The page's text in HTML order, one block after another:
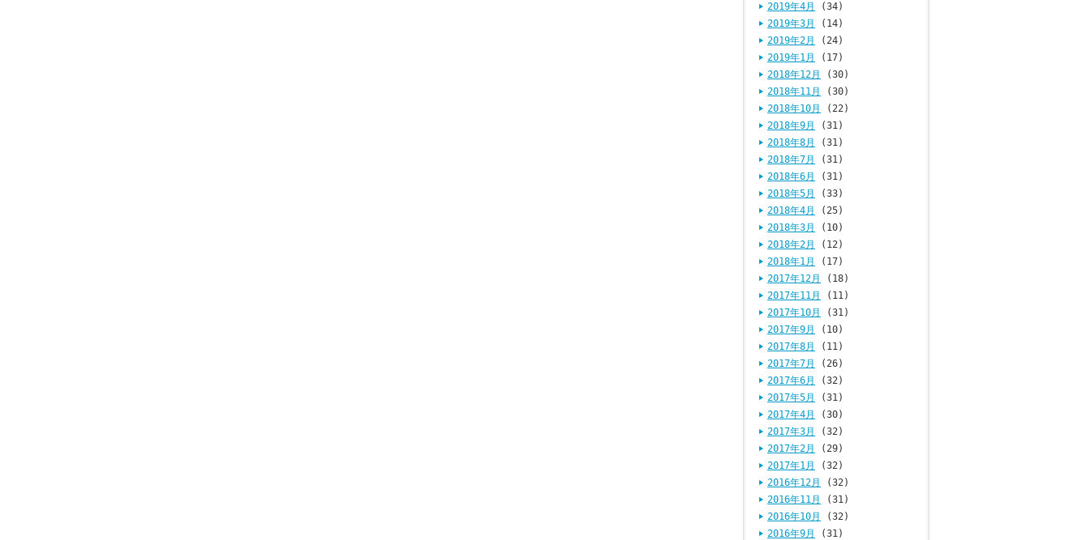
2019年4月
(34)
2019年3月
(14)
2019年2月
(24)
2019年1月
(17)
2018年12月
(30)
2018年11月
(30)
2018年10月
(22)
2018年9月
(31)
2018年8月
(31)
2018年7月
(31)
2018年6月
(31)
2018年5月
(33)
2018年4月
(25)
2018年3月
(10)
2018年2月
(12)
2018年1月
(17)
2017年12月
(18)
2017年11月
(11)
2017年10月
(31)
2017年9月
(10)
2017年8月
(11)
2017年7月
(26)
2017年6月
(32)
2017年5月
(31)
2017年4月
(30)
2017年3月
(32)
2017年2月
(29)
2017年1月
(32)
2016年12月
(32)
2016年11月
(31)
2016年10月
(32)
2016年9月
(31)